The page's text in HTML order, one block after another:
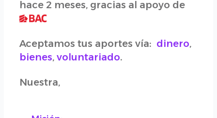
hace 2 meses, gracias al apoyo de
Aceptamos tus aportes vía: dinero,
bienes, voluntariado.
Nuestra,